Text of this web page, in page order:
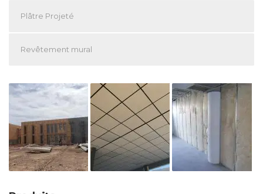
Plâtre Projeté
Revêtement mural